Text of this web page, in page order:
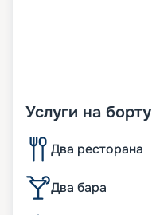
Услуги на борту
Два ресторана
Два бара